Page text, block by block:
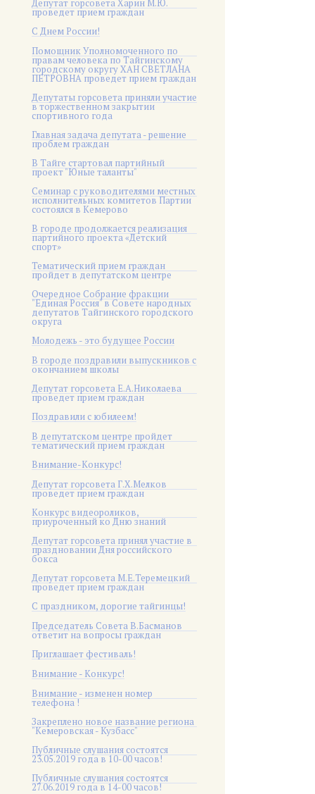
Депутат горсовета Харин М.Ю.
проведет прием граждан
С Днем России!
Помощник Уполномоченного по
правам человека по Тайгинскому
городскому округу ХАН СВЕТЛАНА
ПЕТРОВНА проведет прием граждан
Депутаты горсовета приняли участие
в торжественном закрытии
спортивного года
Главная задача депутата - решение
проблем граждан
В Тайге стартовал партийный
проект "Юные таланты"
Семинар с руководителями местных
исполнительных комитетов Партии
состоялся в Кемерово
В городе продолжается реализация
партийного проекта «Детский
спорт»
Тематический прием граждан
пройдет в депутатском центре
Очередное Собрание фракции
"Единая Россия" в Совете народных
депутатов Тайгинского городского
округа
Молодежь - это будущее России
В городе поздравили выпускников с
окончанием школы
Депутат горсовета Е.А.Николаева
проведет прием граждан
Поздравили с юбилеем!
В депутатском центре пройдет
тематический прием граждан
Внимание-Конкурс!
Депутат горсовета Г.Х.Мелков
проведет прием граждан
Конкурс видеороликов,
приуроченный ко Дню знаний
Депутат горсовета принял участие в
праздновании Дня российского
бокса
Депутат горсовета М.Е.Теремецкий
проведет прием граждан
С праздником, дорогие тайгинцы!
Председатель Совета В.Басманов
ответит на вопросы граждан
Приглашает фестиваль!
Внимание - Конкурс!
Внимание - изменен номер
телефона !
Закреплено новое название региона
"Кемеровская - Кузбасс"
Публичные слушания состоятся
23.05.2019 года в 10-00 часов!
Публичные слушания состоятся
27.06.2019 года в 14-00 часов!